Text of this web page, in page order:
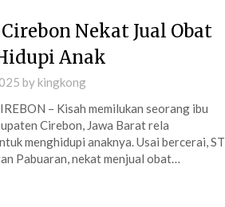
Nekat Jual Obat
Anak
bykingkong
– Kisah memilukan seorang ibu
Cirebon, Jawa Barat rela
menghidupi anaknya. Usai bercerai, ST
Pabuaran, nekat menjual obat…